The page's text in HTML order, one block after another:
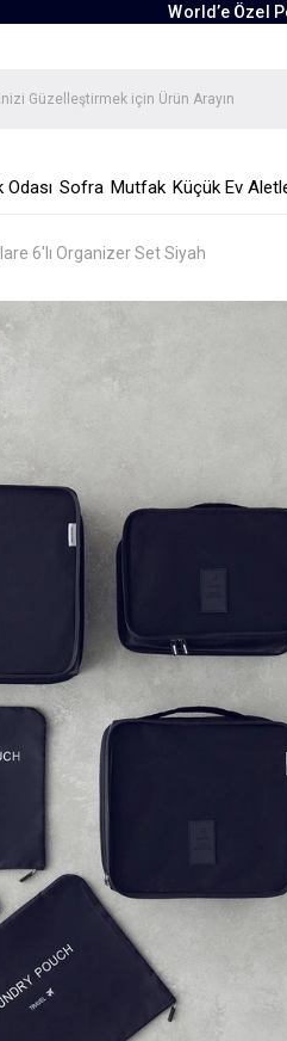
World’e Özel
Odası Sofra Mutfak Küçük Ev
6'lı Organizer Set Siyah